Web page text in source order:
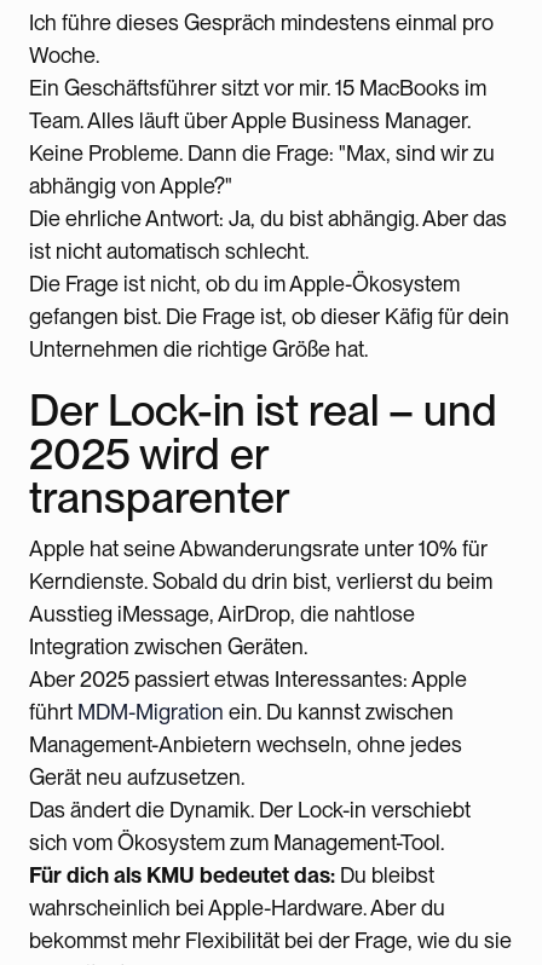
Ich führe dieses Gespräch mindestens einmal pro
Woche.
Ein Geschäftsführer sitzt vor mir. 15 MacBooks im
Team. Alles läuft über Apple Business Manager.
Keine Probleme. Dann die Frage: "Max, sind wir zu
abhängig von Apple?"
Die ehrliche Antwort: Ja, du bist abhängig. Aber das
ist nicht automatisch schlecht.
Die Frage ist nicht, ob du im Apple-Ökosystem
gefangen bist. Die Frage ist, ob dieser Käfig für dein
Unternehmen die richtige Größe hat.
Der Lock-in ist real – und
2025 wird er
transparenter
Apple hat seine Abwanderungsrate unter 10% für
Kerndienste. Sobald du drin bist, verlierst du beim
Ausstieg iMessage, AirDrop, die nahtlose
Integration zwischen Geräten.
Aber 2025 passiert etwas Interessantes: Apple
führt MDM-Migration ein. Du kannst zwischen
Management-Anbietern wechseln, ohne jedes
Gerät neu aufzusetzen.
Das ändert die Dynamik. Der Lock-in verschiebt
sich vom Ökosystem zum Management-Tool.
Für dich als KMU bedeutet das: Du bleibst
wahrscheinlich bei Apple-Hardware. Aber du
bekommst mehr Flexibilität bei der Frage, wie du sie